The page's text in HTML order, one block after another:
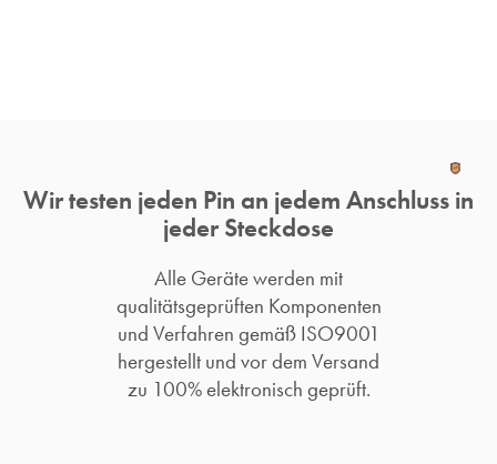
Wir testen jeden Pin an jedem Anschluss in
jeder Steckdose
Alle Geräte werden mit
qualitätsgeprüften Komponenten
und Verfahren gemäß ISO9001
hergestellt und vor dem Versand
zu 100% elektronisch geprüft.​